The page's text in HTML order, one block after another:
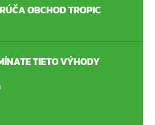
OBCHOD TROPIC
TIETO VÝHODY